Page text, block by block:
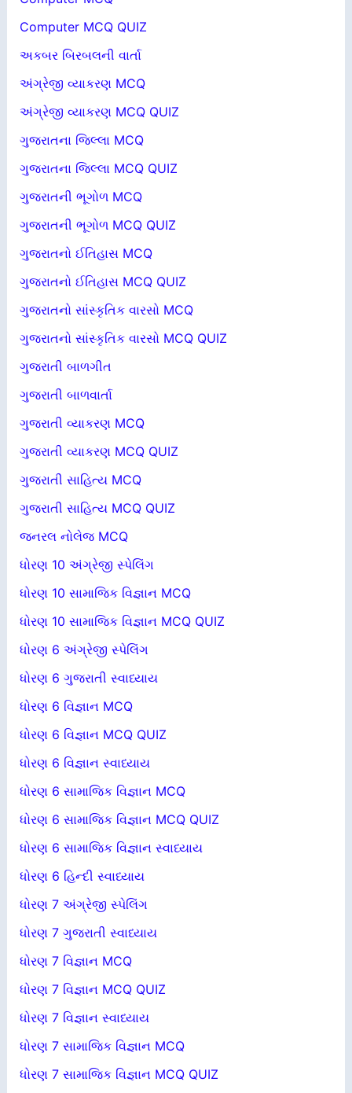
Computer MCQ QUIZ
અકબર બિરબલની વાર્તા
અંગ્રેજી વ્યાકરણ MCQ
અંગ્રેજી વ્યાકરણ MCQ QUIZ
ગુજરાતના જિલ્લા MCQ
ગુજરાતના જિલ્લા MCQ QUIZ
ગુજરાતની ભૂગોળ MCQ
ગુજરાતની ભૂગોળ MCQ QUIZ
ગુજરાતનો ઈતિહાસ MCQ
ગુજરાતનો ઈતિહાસ MCQ QUIZ
ગુજરાતનો સાંસ્કૃતિક વારસો MCQ
ગુજરાતનો સાંસ્કૃતિક વારસો MCQ QUIZ
ગુજરાતી બાળગીત
ગુજરાતી બાળવાર્તા
ગુજરાતી વ્યાકરણ MCQ
ગુજરાતી વ્યાકરણ MCQ QUIZ
ગુજરાતી સાહિત્ય MCQ
ગુજરાતી સાહિત્ય MCQ QUIZ
જનરલ નોલેજ MCQ
ધોરણ 10 અંગ્રેજી સ્પેલિંગ
ધોરણ 10 સામાજિક વિજ્ઞાન MCQ
ધોરણ 10 સામાજિક વિજ્ઞાન MCQ QUIZ
ધોરણ 6 અંગ્રેજી સ્પેલિંગ
ધોરણ 6 ગુજરાતી સ્વાધ્યાય
ધોરણ 6 વિજ્ઞાન MCQ
ધોરણ 6 વિજ્ઞાન MCQ QUIZ
ધોરણ 6 વિજ્ઞાન સ્વાધ્યાય
ધોરણ 6 સામાજિક વિજ્ઞાન MCQ
ધોરણ 6 સામાજિક વિજ્ઞાન MCQ QUIZ
ધોરણ 6 સામાજિક વિજ્ઞાન સ્વાધ્યાય
ધોરણ 6 હિન્દી સ્વાધ્યાય
ધોરણ 7 અંગ્રેજી સ્પેલિંગ
ધોરણ 7 ગુજરાતી સ્વાધ્યાય
ધોરણ 7 વિજ્ઞાન MCQ
ધોરણ 7 વિજ્ઞાન MCQ QUIZ
ધોરણ 7 વિજ્ઞાન સ્વાધ્યાય
ધોરણ 7 સામાજિક વિજ્ઞાન MCQ
ધોરણ 7 સામાજિક વિજ્ઞાન MCQ QUIZ